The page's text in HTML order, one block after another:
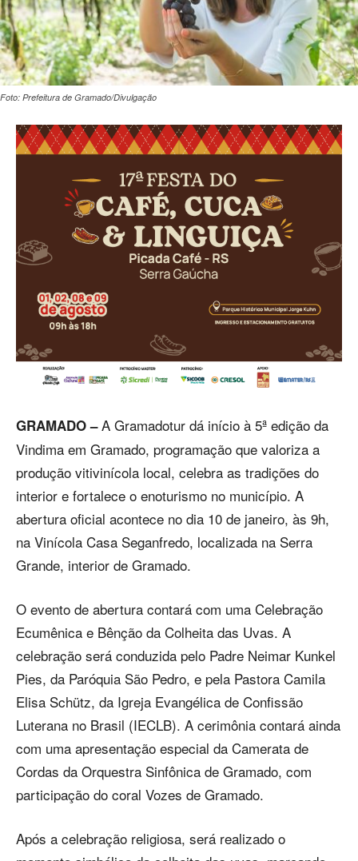
Foto: Prefeitura de Gramado/Divulgação
GRAMADO –A Gramadotur dá início à 5ª edição da
Vindima em Gramado, programação que valoriza a
produção vitivinícola local, celebra as tradições do
interior e fortalece o enoturismo no município. A
abertura oficial acontece no dia 10 de janeiro, às 9h,
na Vinícola Casa Seganfredo, localizada na Serra
Grande, interior de Gramado.
O evento de abertura contará com uma Celebração
Ecumênica e Bênção da Colheita das Uvas. A
celebração será conduzida pelo Padre Neimar Kunkel
Pies, da Paróquia São Pedro, e pela Pastora Camila
Elisa Schütz, da Igreja Evangélica de Confissão
Luterana no Brasil (IECLB). A cerimônia contará ainda
com uma apresentação especial da Camerata de
Cordas da Orquestra Sinfônica de Gramado, com
participação do coral Vozes de Gramado.
Após a celebração religiosa, será realizado o